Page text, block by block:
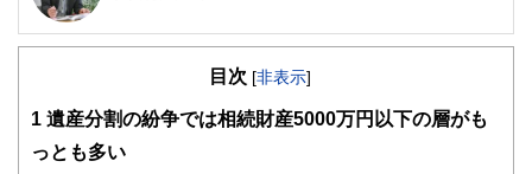
2級ファイナンシャルプランニング技能士／2級DCプランナ
る方が安心して過ごせるプランニングを行うための総括的な
各種セミナーやコラムなど多数の実績があり、定評を受けて
目次 [非表示]
1 遺産分割の紛争では相続財産5000万円以下の層がも
っとも多い